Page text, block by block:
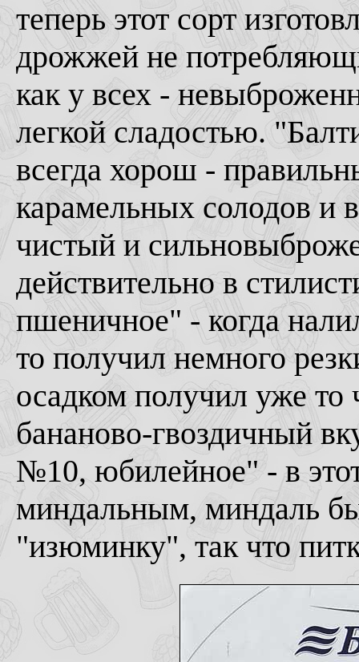
теперь этот сорт
дрожжей не
как у всех -
легкой сладостью.
всегда хорош -
карамельных солодов и
чистый и
действительно в
пшеничное" - когда
то получил немного
осадком получил уже
бананово-гвоздичный
№10, юбилейное" - в этот
миндальным, миндаль
"изюминку", так что